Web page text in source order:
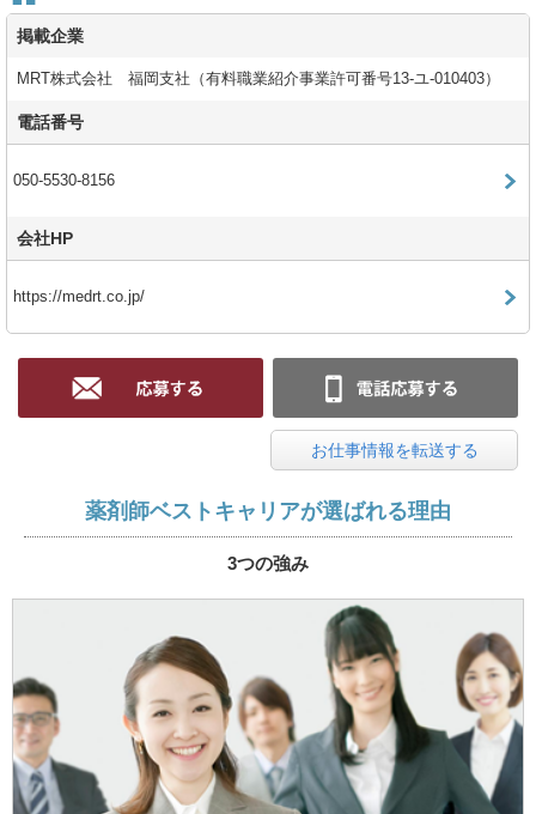
掲載企業
MRT株式会社 福岡支社（有料職業紹介事業許可番号13-ユ-010403）
電話番号
050-5530-8156
会社HP
https://medrt.co.jp/
お仕事情報を転送する
薬剤師ベストキャリアが選ばれる理由
3つの強み